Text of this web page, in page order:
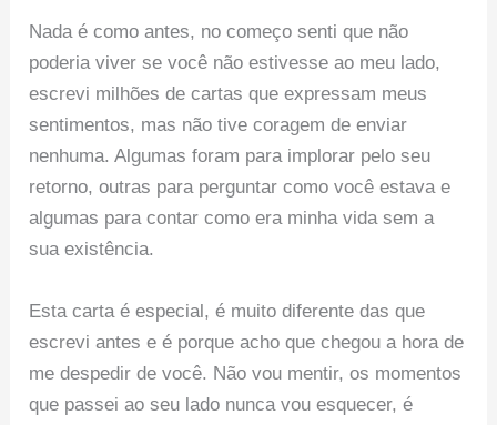
Nada é como antes, no começo senti que não
poderia viver se você não estivesse ao meu lado,
escrevi milhões de cartas que expressam meus
sentimentos, mas não tive coragem de enviar
nenhuma. Algumas foram para implorar pelo seu
retorno, outras para perguntar como você estava e
algumas para contar como era minha vida sem a
sua existência.
Esta carta é especial, é muito diferente das que
escrevi antes e é porque acho que chegou a hora de
me despedir de você. Não vou mentir, os momentos
que passei ao seu lado nunca vou esquecer, é